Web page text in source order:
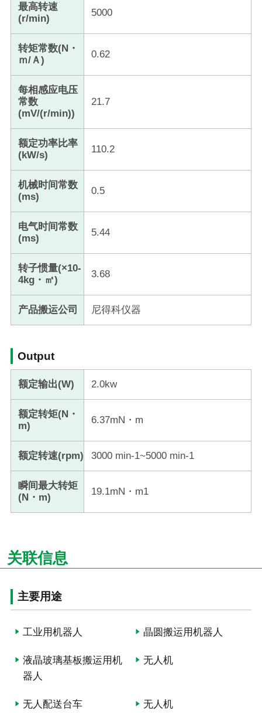
最高转速
(r/min)
5000
转矩常数(N・
ｍ/Ａ)
0.62
每相感应电压
常数
(mV/(r/min))
21.7
额定功率比率
(kW/s)
110.2
机械时间常数
(ms)
0.5
电气时间常数
(ms)
5.44
转子惯量(×10-
4kg・㎡)
3.68
产品搬运公司 尼得科仪器
Output
额定输出(W) 2.0kw
额定转矩(N・
m)
6.37mN・m
额定转速(rpm) 3000 min-1~5000 min-1
瞬间最大转矩
(N・m)
19.1mN・m1
关联信息
主要用途
工业用机器人 晶圆搬运用机器人
液晶玻璃基板搬运用机
器人
无人机
无人配送台车 无人机